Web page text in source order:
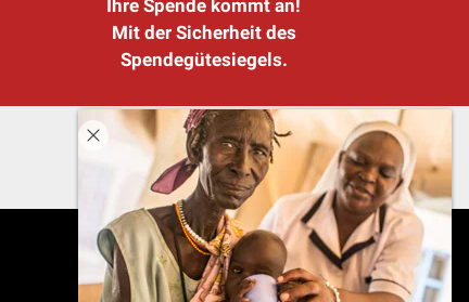
Ihre Spende kommt an!
Mit der Sicherheit des
Spendegütesiegels.